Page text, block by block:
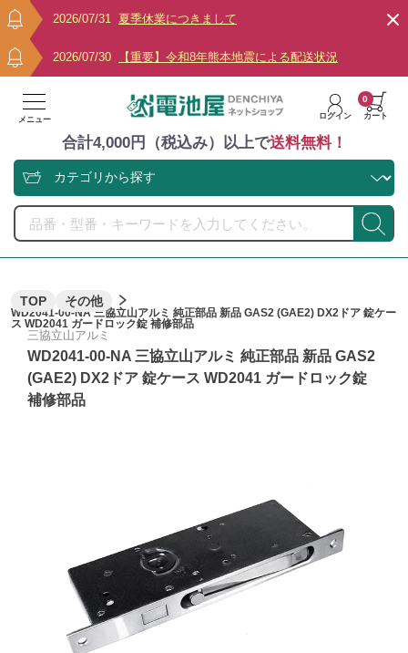
2026/07/31 夏季休業につきまして
2026/07/30 【重要】令和8年熊本地震による配送状況
メニュー ログイン カート
0
合計4,000円（税込み）以上で送料無料！
TOP その他
WD2041-00-NA 三協立山アルミ 純正部品 新品 GAS2 (GAE2) DX2ドア 錠ケー
ス WD2041 ガードロック錠 補修部品
三協立山アルミ
WD2041-00-NA 三協立山アルミ 純正部品 新品 GAS2
(GAE2) DX2ドア 錠ケース WD2041 ガードロック錠
補修部品